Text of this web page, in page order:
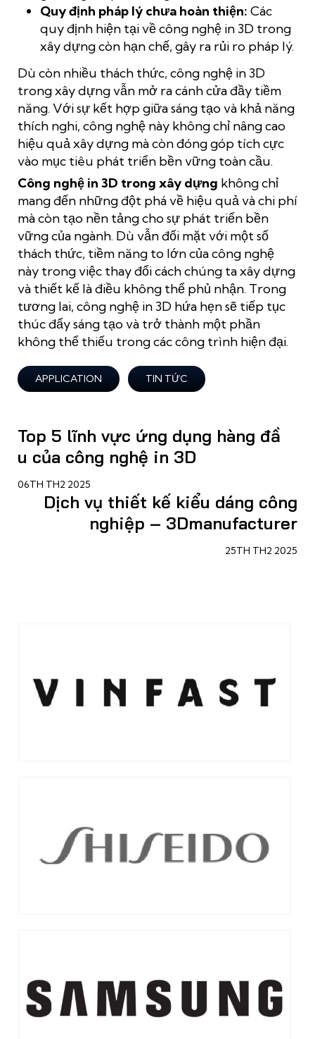
Quy định pháp lý chưa hoàn thiện: Các
quy định hiện tại về công nghệ in 3D trong
xây dựng còn hạn chế, gây ra rủi ro pháp lý.
Dù còn nhiều thách thức, công nghệ in 3D
trong xây dựng vẫn mở ra cánh cửa đầy tiềm
năng. Với sự kết hợp giữa sáng tạo và khả năng
thích nghi, công nghệ này không chỉ nâng cao
hiệu quả xây dựng mà còn đóng góp tích cực
vào mục tiêu phát triển bền vững toàn cầu.
Công nghệ in 3D trong xây dựng không chỉ
mang đến những đột phá về hiệu quả và chi phí
mà còn tạo nền tảng cho sự phát triển bền
vững của ngành. Dù vẫn đối mặt với một số
thách thức, tiềm năng to lớn của công nghệ
này trong việc thay đổi cách chúng ta xây dựng
và thiết kế là điều không thể phủ nhận. Trong
tương lai, công nghệ in 3D hứa hẹn sẽ tiếp tục
thúc đẩy sáng tạo và trở thành một phần
không thể thiếu trong các công trình hiện đại.
APPLICATION TIN TỨC
Top 5 lĩnh vực ứng dụng hàng đầ
u của công nghệ in 3D
06TH TH2 2025
Dịch vụ thiết kế kiểu dáng công
nghiệp – 3Dmanufacturer
25TH TH2 2025